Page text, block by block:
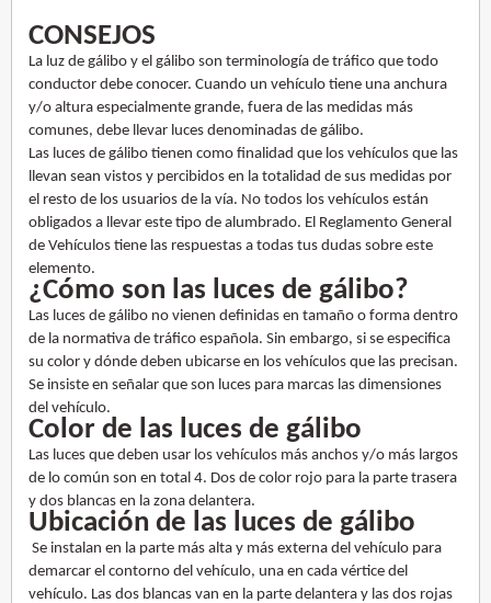
CONSEJOS
La luz de gálibo y el gálibo son terminología de tráfico que todo
conductor debe conocer. Cuando un vehículo tiene una anchura
y/o altura especialmente grande, fuera de las medidas más
comunes, debe llevar luces denominadas de gálibo.
Las luces de gálibo tienen como finalidad que los vehículos que las
llevan sean vistos y percibidos en la totalidad de sus medidas por
el resto de los usuarios de la vía. No todos los vehículos están
obligados a llevar este tipo de alumbrado. El Reglamento General
de Vehículos tiene las respuestas a todas tus dudas sobre este
elemento.
¿Cómo son las luces de gálibo?
Las luces de gálibo no vienen definidas en tamaño o forma dentro
de la normativa de tráfico española. Sin embargo, si se especifica
su color y dónde deben ubicarse en los vehículos que las precisan.
Se insiste en señalar que son luces para marcas las dimensiones
del vehículo.
Color de las luces de gálibo
Las luces que deben usar los vehículos más anchos y/o más largos
de lo común son en total 4. Dos de color rojo para la parte trasera
y dos blancas en la zona delantera.
Ubicación de las luces de gálibo
Se instalan en la parte más alta y más externa del vehículo para
demarcar el contorno del vehículo, una en cada vértice del
vehículo. Las dos blancas van en la parte delantera y las dos rojas